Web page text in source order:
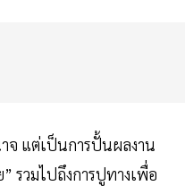
จ แต่เป็นการปั้นผลงาน
รวมไปถึงการปูทางเพื่อ